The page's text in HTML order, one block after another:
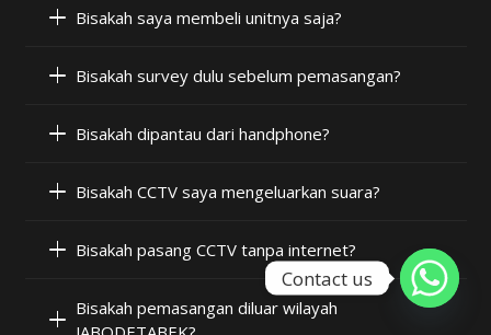
Bisakah saya membeli unitnya saja?
Bisakah survey dulu sebelum pemasangan?
Bisakah dipantau dari handphone?
Bisakah CCTV saya mengeluarkan suara?
Bisakah pasang CCTV tanpa internet?
Bisakah pemasangan diluar wilayah
Contact us